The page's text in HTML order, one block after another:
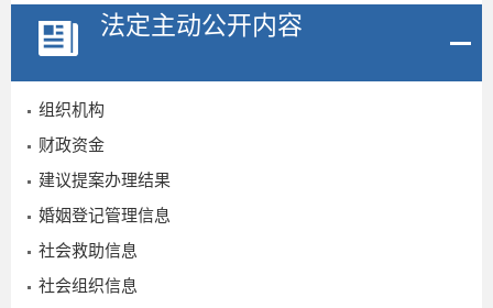
法定主动公开内容
组织机构
财政资金
建议提案办理结果
婚姻登记管理信息
社会救助信息
社会组织信息